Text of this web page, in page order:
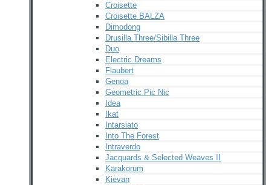
Croisette
Croisette BALZA
Dimodong
Drusilla Three/Sibilla Three
Duo
Electric Dreams
Flaubert
Genoa
Geometric Pic Nic
Idea
Ikat
Intarsiato
Into The Forest
Intraverdo
Jacquards & Selected Weaves II
Karakorum
Kievan